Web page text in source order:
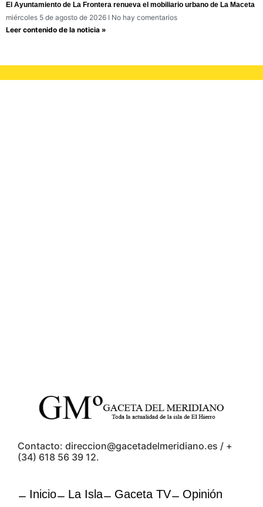
El Ayuntamiento de La Frontera renueva el mobiliario urbano de La Maceta
miércoles 5 de agosto de 2026
No hay comentarios
Leer contenido de la noticia »
Contacto: direccion@gacetadelmeridiano.es / +
(34) 618 56 39 12.
Inicio La Isla Gaceta TV
Opinión